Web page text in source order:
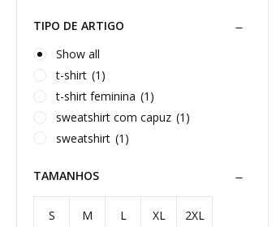
TIPO DE ARTIGO
Show all
t-shirt (1)
t-shirt feminina (1)
sweatshirt com capuz (1)
sweatshirt (1)
TAMANHOS
S M L XL 2XL